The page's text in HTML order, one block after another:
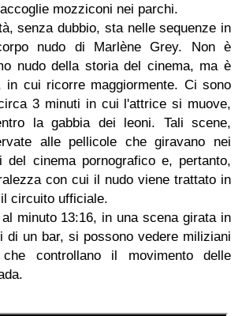
mozziconi nei parchi.
senza dubbio, sta nelle sequenze in
nudo di Marlène Grey. Non è
nudo della storia del cinema, ma è
cui ricorre maggiormente. Ci sono
3 minuti in cui l'attrice si muove,
la gabbia dei leoni. Tali scene,
alle pellicole che giravano nei
del cinema pornografico e, pertanto,
con cui il nudo viene trattato in
circuito ufficiale.
minuto 13:16, in una scena girata in
di un bar, si possono vedere miliziani
controllano il movimento delle